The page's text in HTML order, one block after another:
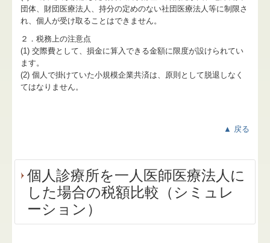
団体、財団医療法人、持分の定めのない社団医療法人等に制限さ
れ、個人が受け取ることはできません。
２．税務上の注意点
(1) 交際費として、損金に算入できる金額に限度が設けられてい
ます。
(2) 個人で掛けていた小規模企業共済は、原則として脱退しなく
てはなりません。
▲ 戻る
個人診療所を一人医師医療法人に
した場合の税額比較（シミュレ
ーション）